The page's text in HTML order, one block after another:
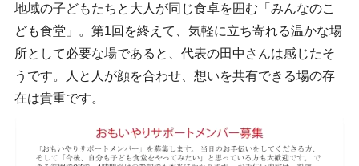
地域の子どもたちと大人が同じ食卓を囲む「みんなのこ
ども食堂」。第1回を終えて、気軽に立ち寄れる温かな場
所として必要な場であると、代表の田中さんは感じたそ
うです。人と人が顔を合わせ、想いを共有できる場の存
在は貴重です。